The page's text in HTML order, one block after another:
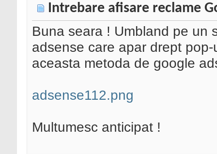
Intrebare afisare reclame
Buna seara ! Umbland pe un
adsense care apar drept
aceasta metoda de google
adsense112.png
Multumesc anticipat !